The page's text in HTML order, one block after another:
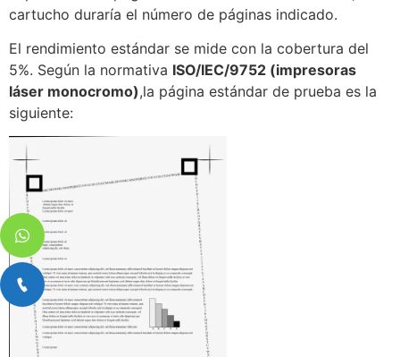
cartucho duraría el número de páginas indicado.
El rendimiento estándar se mide con la cobertura del
5%. Según la normativa ISO/IEC/9752 (impresoras
láser monocromo),la página estándar de prueba es la
siguiente: